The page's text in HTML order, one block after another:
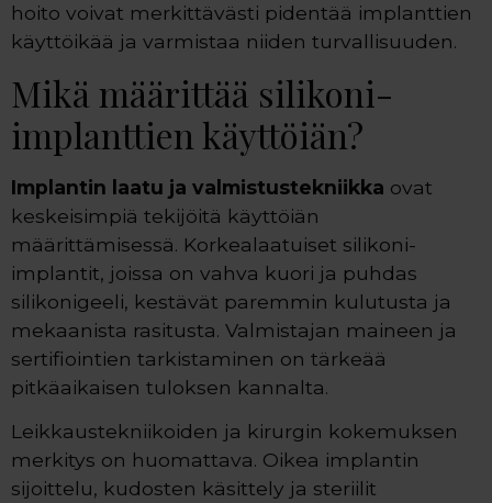
hoito voivat merkittävästi pidentää implanttien
käyttöikää ja varmistaa niiden turvallisuuden.
Mikä määrittää silikoni-
implanttien käyttöiän?
Implantin laatu ja valmistustekniikka ovat
keskeisimpiä tekijöitä käyttöiän
määrittämisessä. Korkealaatuiset silikoni-
implantit, joissa on vahva kuori ja puhdas
silikonigeeli, kestävät paremmin kulutusta ja
mekaanista rasitusta. Valmistajan maineen ja
sertifiointien tarkistaminen on tärkeää
pitkäaikaisen tuloksen kannalta.
Leikkaustekniikoiden ja kirurgin kokemuksen
merkitys on huomattava. Oikea implantin
sijoittelu, kudosten käsittely ja steriilit